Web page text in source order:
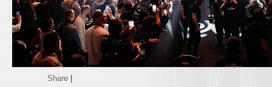
Share